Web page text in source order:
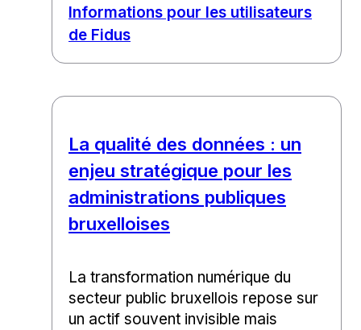
Informations pour les utilisateurs
de Fidus
La qualité des données : un
enjeu stratégique pour les
administrations publiques
bruxelloises
La transformation numérique du
secteur public bruxellois repose sur
un actif souvent invisible mais